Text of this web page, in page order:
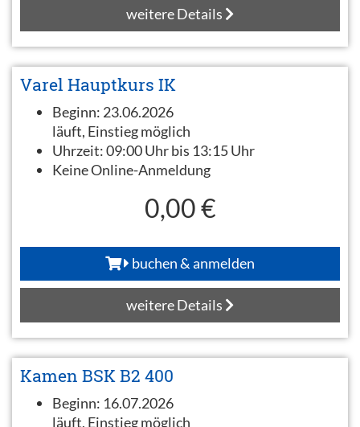
weitere Details
Varel Hauptkurs IK
Beginn: 23.06.2026
läuft, Einstieg möglich
Uhrzeit:09:00 Uhr bis 13:15 Uhr
Keine Online-Anmeldung
0,00 €
buchen & anmelden
weitere Details
Kamen BSK B2 400
Beginn: 16.07.2026
läuft, Einstieg möglich